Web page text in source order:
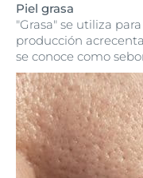
Piel grasa
"Grasa" se utiliza
producción
se conoce como